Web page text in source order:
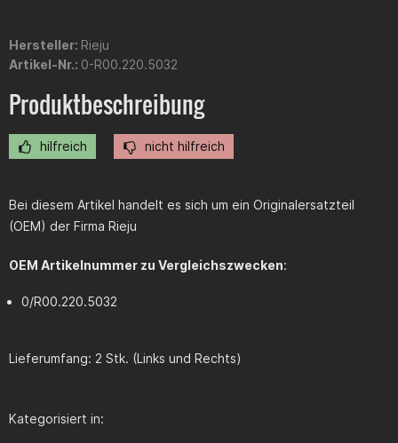
Hersteller: Rieju
Artikel-Nr.: 0-R00.220.5032
Produktbeschreibung
hilfreich nicht hilfreich
Bei diesem Artikel handelt es sich um ein Originalersatzteil
(OEM) der Firma Rieju
OEM Artikelnummer zu Vergleichszwecken:
0/R00.220.5032
Lieferumfang: 2 Stk. (Links und Rechts)
Kategorisiert in: